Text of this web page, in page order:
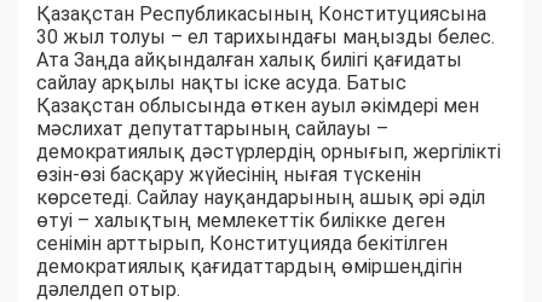
Қазақстан Республикасының Конституциясына
30 жыл толуы – ел тарихындағы маңызды белес.
Ата Заңда айқындалған халық билігі қағидаты
сайлау арқылы нақты іске асуда. Батыс
Қазақстан облысында өткен ауыл әкімдері мен
мәслихат депутаттарының сайлауы –
демократиялық дәстүрлердің орнығып, жергілікті
өзін-өзі басқару жүйесінің нығая түскенін
көрсетеді. Сайлау науқандарының ашық әрі әділ
өтуі – халықтың мемлекеттік билікке деген
сенімін арттырып, Конституцияда бекітілген
демократиялық қағидаттардың өміршеңдігін
дәлелдеп отыр.